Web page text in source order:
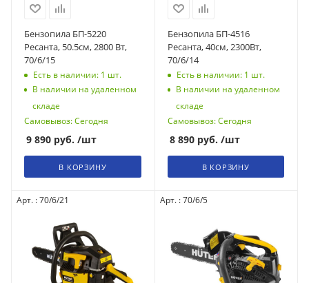
Бензопила БП-5220
Ресанта, 50.5см, 2800 Вт,
70/6/15
Есть в наличии: 1 шт.
В наличии на удаленном
складе
Самовывоз: Сегодня
9 890 руб. /шт
В КОРЗИНУ
Бензопила БП-4516
Ресанта, 40см, 2300Вт,
70/6/14
Есть в наличии: 1 шт.
В наличии на удаленном
складе
Самовывоз: Сегодня
8 890руб. /шт
В КОРЗИНУ
Арт. : 70/6/21 Арт. : 70/6/5